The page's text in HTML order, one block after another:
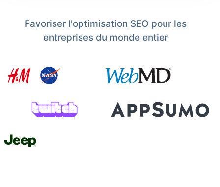
Favoriser l'optimisation SEO pour les
entreprises du monde entier